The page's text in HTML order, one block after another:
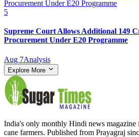
5
Supreme Court Allows Additional 149
Procurement Under E20 Programme
Aug 7Analysis
Explore More
India's only monthly Hindi news magazine
cane farmers. Published from Prayagraj